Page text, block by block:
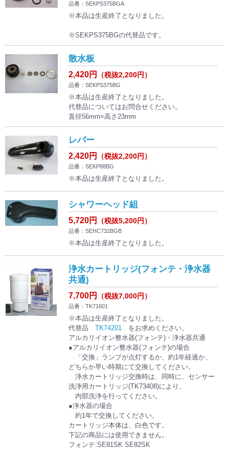
品番：SEKPS375BGA
※本品は生産終了となりました。
※SEKPS375BGの代替品です。
散水板
2,420円 （税抜2,200円）
品番：SEKPS375BG
※本品は生産終了となりました。
代替品についてはお問合せください。
直径56mm×高さ23mm
レバー
2,420円 （税抜2,200円）
品番：SEKP88BG
※本品は生産終了となりました。
シャワーヘッド組
5,720円 （税抜5,200円）
品番：SEHC732BGB
※本品は生産終了となりました。
浄水カートリッジ(フォンテ・浄水器
共通)
7,700円 （税抜7,000円）
品番：TK71601
※本品は生産終了となりました。
代替品 TK74201をお求めください。
アルカリイオン整水器(フォンテ)・浄水器共通
●アルカリイオン整水器(フォンテ)の場合
「交換」ランプが点灯するか、約1年経過か、
どちらか早い時期にて交換してください。
浄水カートリッジ交換時は、同時に、センサー
洗浄用カートリッジ(TK73408)により、
内部洗浄を行ってください。
●浄水器の場合
約1年で交換してください。
カートリッジ本体は、白色です。
下記の商品には使用できません。
フォンテ:SE81SK SE82SK